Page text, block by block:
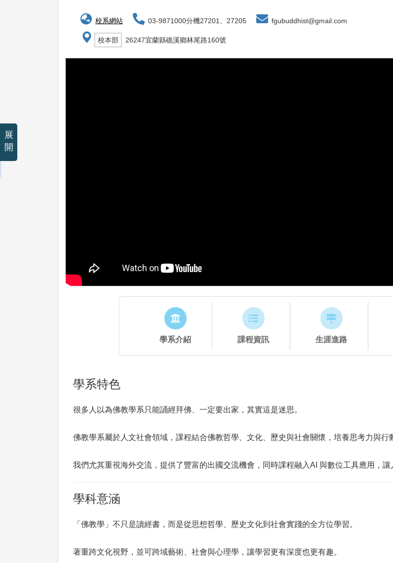
校系網站 03-9871000分機27201、27205 fgubuddhist@gmail.com
校本部 26247宜蘭縣礁溪鄉林尾路160號
學系介紹 課程資訊 生涯進路
學系特色
很多人以為佛教學系只能誦經拜佛、一定要出家，其實這是迷思。
佛教學系屬於人文社會領域，課程結合佛教哲學、文化、歷史與社會關懷，培養思考力與行
我們尤其重視海外交流，提供了豐富的出國交流機會，同時課程融入AI 與數位工具應用，
學科意涵
「佛教學」不只是讀經書，而是從思想哲學、歷史文化到社會實踐的全方位學習。
著重跨文化視野，並可跨域藝術、社會與心理學，讓學習更有深度也更有趣。
展
開